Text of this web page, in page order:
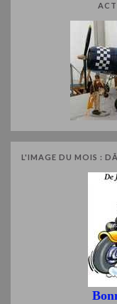
L'IMAGE DU MOIS :